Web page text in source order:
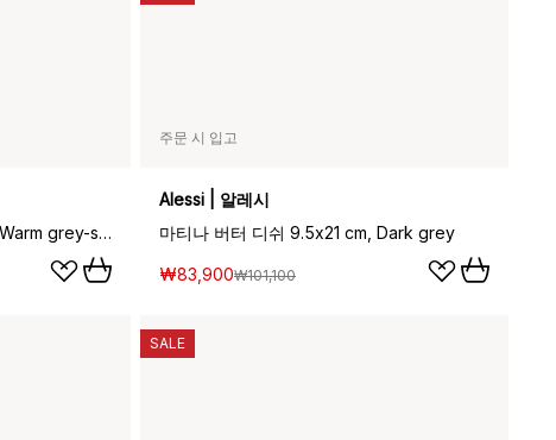
마티나 버터 디쉬 9.5x21 cm, Warm grey-stainless steel
주문 시 입고
Alessi | 알레시
마티나 버터 디쉬 9.5x21 cm, Dark grey
₩83,900₩101,100
SALE